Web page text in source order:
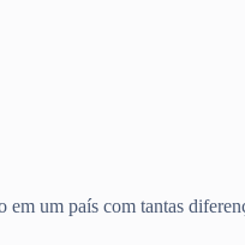
um país com tantas